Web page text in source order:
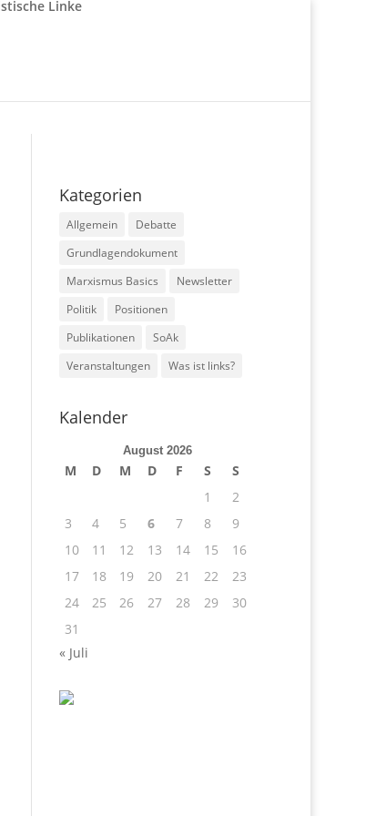
Kategorien
Allgemein
Debatte
Grundlagendokument
Marxismus Basics
Newsletter
Politik
Positionen
Publikationen
SoAk
Veranstaltungen
Was ist links?
Kalender
August 2026
M D M D F S
S
1
2
3
4 5 6 7 8
9
10
11 12 13 14 15
16
17
18 19 20 21 22
23
24
25 26 27 28 29
30
31
« Juli